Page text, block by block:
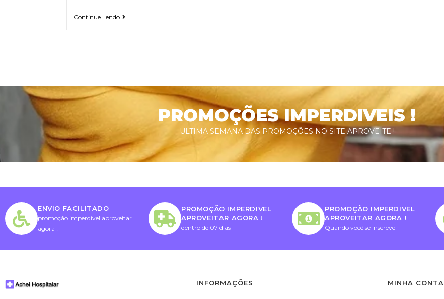
Continue Lendo
PROMOÇÕES IMPERDIVEIS !
ULTIMA SEMANA DAS PROMOÇÕES NO SITE APROVEITE !
ENVIO FACILITADO
promoção imperdivel aproveitar
agora !
PROMOÇÃO IMPERDIVEL
APROVEITAR AGORA !
dentro de 07 dias
PROMOÇÃO IMPERDIVEL
APROVEITAR AGORA !
Quando você se inscreve
INFORMAÇÕES MINHA CONTA